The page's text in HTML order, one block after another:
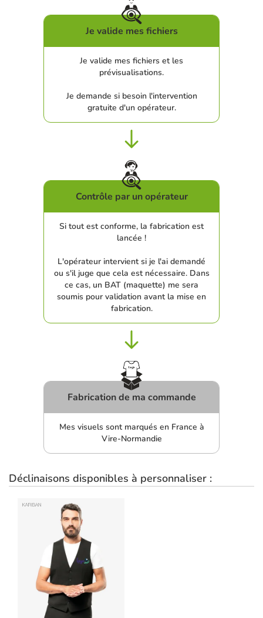
Je valide mes fichiers
Je valide mes fichiers et les
prévisualisations.
Je demande si besoin l'intervention
gratuite d'un opérateur.
Contrôle par un opérateur
Si tout est conforme, la fabrication est
lancée !
L'opérateur intervient si je l'ai demandé
ou s'il juge que cela est nécessaire. Dans
ce cas, un BAT (maquette) me sera
soumis pour validation avant la mise en
fabrication.
Fabrication de ma commande
Mes visuels sont marqués en France à
Vire-Normandie
Déclinaisons disponibles à personnaliser :